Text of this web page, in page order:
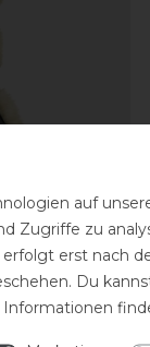
Gel
auf
Zugriffe zu
erst nach
Du